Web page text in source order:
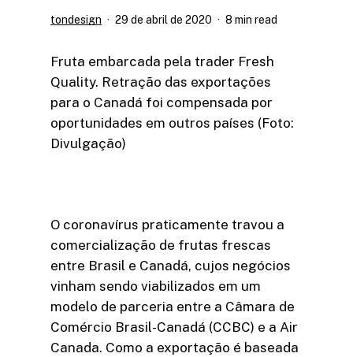
tondesign 29 de abril de 2020 8 min read
Fruta embarcada pela trader Fresh
Quality. Retração das exportações
para o Canadá foi compensada por
oportunidades em outros países (Foto:
Divulgação)
O coronavírus praticamente travou a
comercialização de frutas frescas
entre Brasil e Canadá, cujos negócios
vinham sendo viabilizados em um
modelo de parceria entre a Câmara de
Comércio Brasil-Canadá (CCBC) e a Air
Canada. Como a exportação é baseada